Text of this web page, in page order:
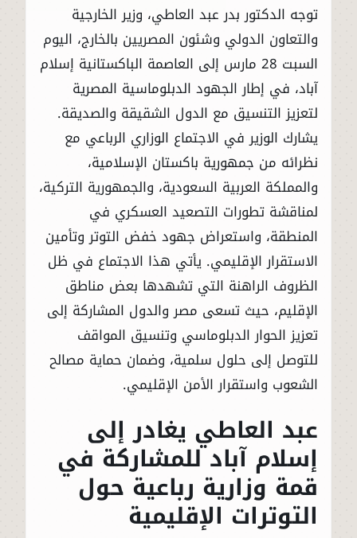
توجه الدكتور بدر عبد العاطي، وزير الخارجية
والتعاون الدولي وشئون المصريين بالخارج، اليوم
السبت 28 مارس إلى العاصمة الباكستانية إسلام
آباد، في إطار الجهود الدبلوماسية المصرية
لتعزيز التنسيق مع الدول الشقيقة والصديقة.
يشارك الوزير في الاجتماع الوزاري الرباعي مع
نظرائه من جمهورية باكستان الإسلامية،
والمملكة العربية السعودية، والجمهورية التركية،
لمناقشة تطورات التصعيد العسكري في
المنطقة، واستعراض جهود خفض التوتر وتأمين
الاستقرار الإقليمي. يأتي هذا الاجتماع في ظل
الظروف الراهنة التي تشهدها بعض مناطق
الإقليم، حيث تسعى مصر والدول المشاركة إلى
تعزيز الحوار الدبلوماسي وتنسيق المواقف
للتوصل إلى حلول سلمية، وضمان حماية مصالح
الشعوب واستقرار الأمن الإقليمي.
عبد العاطي يغادر إلى
إسلام آباد للمشاركة في
قمة وزارية رباعية حول
التوترات الإقليمية